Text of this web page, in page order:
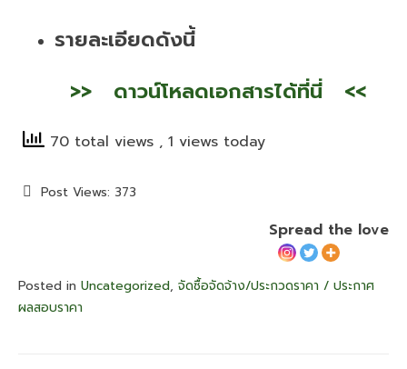
รายละเอียดดังนี้
>> ดาวน์โหลดเอกสารได้ที่นี่ <<
70 total views , 1 views today
Post Views: 373
Spread the love
Posted in Uncategorized, จัดซื้อจัดจ้าง/ประกวดราคา / ประกาศ
ผลสอบราคา